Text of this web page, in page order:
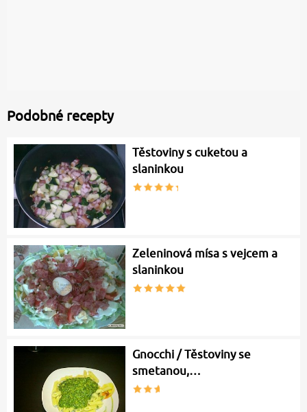
Podobné recepty
Těstoviny s cuketou a
slaninkou
Zeleninová mísa s vejcem a
slaninkou
Gnocchi / Těstoviny se
smetanou,…